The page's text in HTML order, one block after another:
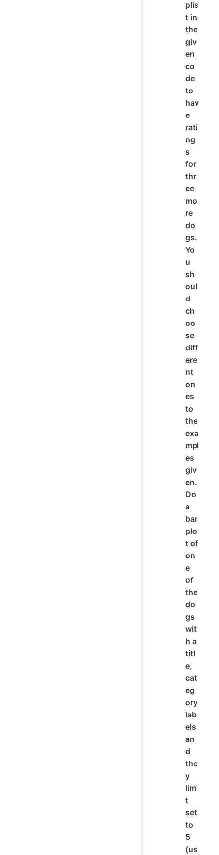
plis
t in
the
giv
en
co
de
to
hav
e
rati
ng
s
for
thr
ee
mo
re
do
gs.
Yo
u
sh
oul
d
ch
oo
se
diff
ere
nt
on
es
to
the
exa
mpl
es
giv
en.
Do
a
bar
plo
t of
on
e
of
the
do
gs
wit
h a
titl
e,
cat
eg
ory
lab
els
an
d
the
y
limi
t
set
to
5
(us